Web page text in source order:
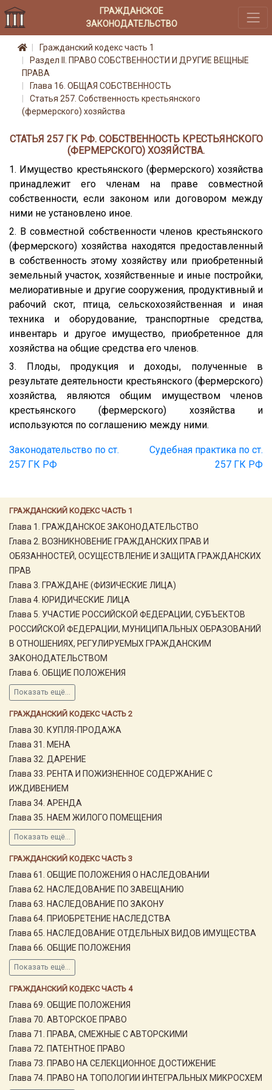
ГРАЖДАНСКОЕ
ЗАКОНОДАТЕЛЬСТВО
ГРАЖДАНСКИЙ КОДЕКС ЧАСТЬ 1
Глава 1. ГРАЖДАНСКОЕ ЗАКОНОДАТЕЛЬСТВО
Глава 2. ВОЗНИКНОВЕНИЕ ГРАЖДАНСКИХ ПРАВ И
ОБЯЗАННОСТЕЙ, ОСУЩЕСТВЛЕНИЕ И ЗАЩИТА ГРАЖДАНСКИХ
ПРАВ
Глава 3. ГРАЖДАНЕ (ФИЗИЧЕСКИЕ ЛИЦА)
Глава 4. ЮРИДИЧЕСКИЕ ЛИЦА
Глава 5. УЧАСТИЕ РОССИЙСКОЙ ФЕДЕРАЦИИ, СУБЪЕКТОВ
РОССИЙСКОЙ ФЕДЕРАЦИИ, МУНИЦИПАЛЬНЫХ ОБРАЗОВАНИЙ
В ОТНОШЕНИЯХ, РЕГУЛИРУЕМЫХ ГРАЖДАНСКИМ
ЗАКОНОДАТЕЛЬСТВОМ
Глава 6. ОБЩИЕ ПОЛОЖЕНИЯ
Показать ещё...
ГРАЖДАНСКИЙ КОДЕКС ЧАСТЬ 2
Глава 30. КУПЛЯ-ПРОДАЖА
Глава 31. МЕНА
Глава 32. ДАРЕНИЕ
Глава 33. РЕНТА И ПОЖИЗНЕННОЕ СОДЕРЖАНИЕ С
ИЖДИВЕНИЕМ
Глава 34. АРЕНДА
Глава 35. НАЕМ ЖИЛОГО ПОМЕЩЕНИЯ
Показать ещё...
ГРАЖДАНСКИЙ КОДЕКС ЧАСТЬ 3
Глава 61. ОБЩИЕ ПОЛОЖЕНИЯ О НАСЛЕДОВАНИИ
Глава 62. НАСЛЕДОВАНИЕ ПО ЗАВЕЩАНИЮ
Глава 63. НАСЛЕДОВАНИЕ ПО ЗАКОНУ
Глава 64. ПРИОБРЕТЕНИЕ НАСЛЕДСТВА
Глава 65. НАСЛЕДОВАНИЕ ОТДЕЛЬНЫХ ВИДОВ ИМУЩЕСТВА
Глава 66. ОБЩИЕ ПОЛОЖЕНИЯ
Показать ещё...
ГРАЖДАНСКИЙ КОДЕКС ЧАСТЬ 4
Глава 69. ОБЩИЕ ПОЛОЖЕНИЯ
Глава 70. АВТОРСКОЕ ПРАВО
Глава 71. ПРАВА, СМЕЖНЫЕ С АВТОРСКИМИ
Глава 72. ПАТЕНТНОЕ ПРАВО
Глава 73. ПРАВО НА СЕЛЕКЦИОННОЕ ДОСТИЖЕНИЕ
Глава 74. ПРАВО НА ТОПОЛОГИИ ИНТЕГРАЛЬНЫХ МИКРОСХЕМ
Гражданский кодекс часть 1
Раздел II. ПРАВО СОБСТВЕННОСТИ И ДРУГИЕ ВЕЩНЫЕ
ПРАВА
Глава 16. ОБЩАЯ СОБСТВЕННОСТЬ
Статья 257. Собственность крестьянского
(фермерского) хозяйства
СТАТЬЯ 257 ГК РФ. СОБСТВЕННОСТЬ КРЕСТЬЯНСКОГО
(ФЕРМЕРСКОГО) ХОЗЯЙСТВА.
1. Имущество крестьянского (фермерского) хозяйства
принадлежит его членам на праве совместной
собственности, если законом или договором между
ними не установлено иное.
2. В совместной собственности членов крестьянского
(фермерского) хозяйства находятся предоставленный
в собственность этому хозяйству или приобретенный
земельный участок, хозяйственные и иные постройки,
мелиоративные и другие сооружения, продуктивный и
рабочий скот, птица, сельскохозяйственная и иная
техника и оборудование, транспортные средства,
инвентарь и другое имущество, приобретенное для
хозяйства на общие средства его членов.
3. Плоды, продукция и доходы, полученные в
результате деятельности крестьянского (фермерского)
хозяйства, являются общим имуществом членов
крестьянского (фермерского) хозяйства и
используются по соглашению между ними.
Законодательство по ст.
257 ГК РФ
Судебная практика по ст.
257 ГК РФ